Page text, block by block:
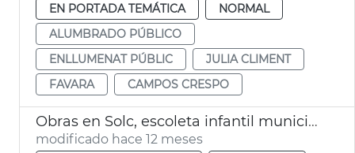
EN PORTADA TEMÁTICA
NORMAL
ALUMBRADO PÚBLICO
ENLLUMENAT PÚBLIC
JULIA CLIMENT
FAVARA
CAMPOS CRESPO
Obras en Solc, escoleta infantil municipal València
modificado hace 12 meses